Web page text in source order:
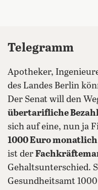
Telegramm
Apotheker,
des Landes Berlin
Der Senat will den
übertarifliche
sich auf eine, nun ja
1000 Euro
ist der
Gehaltsunterschied.
Gesundheitsamt